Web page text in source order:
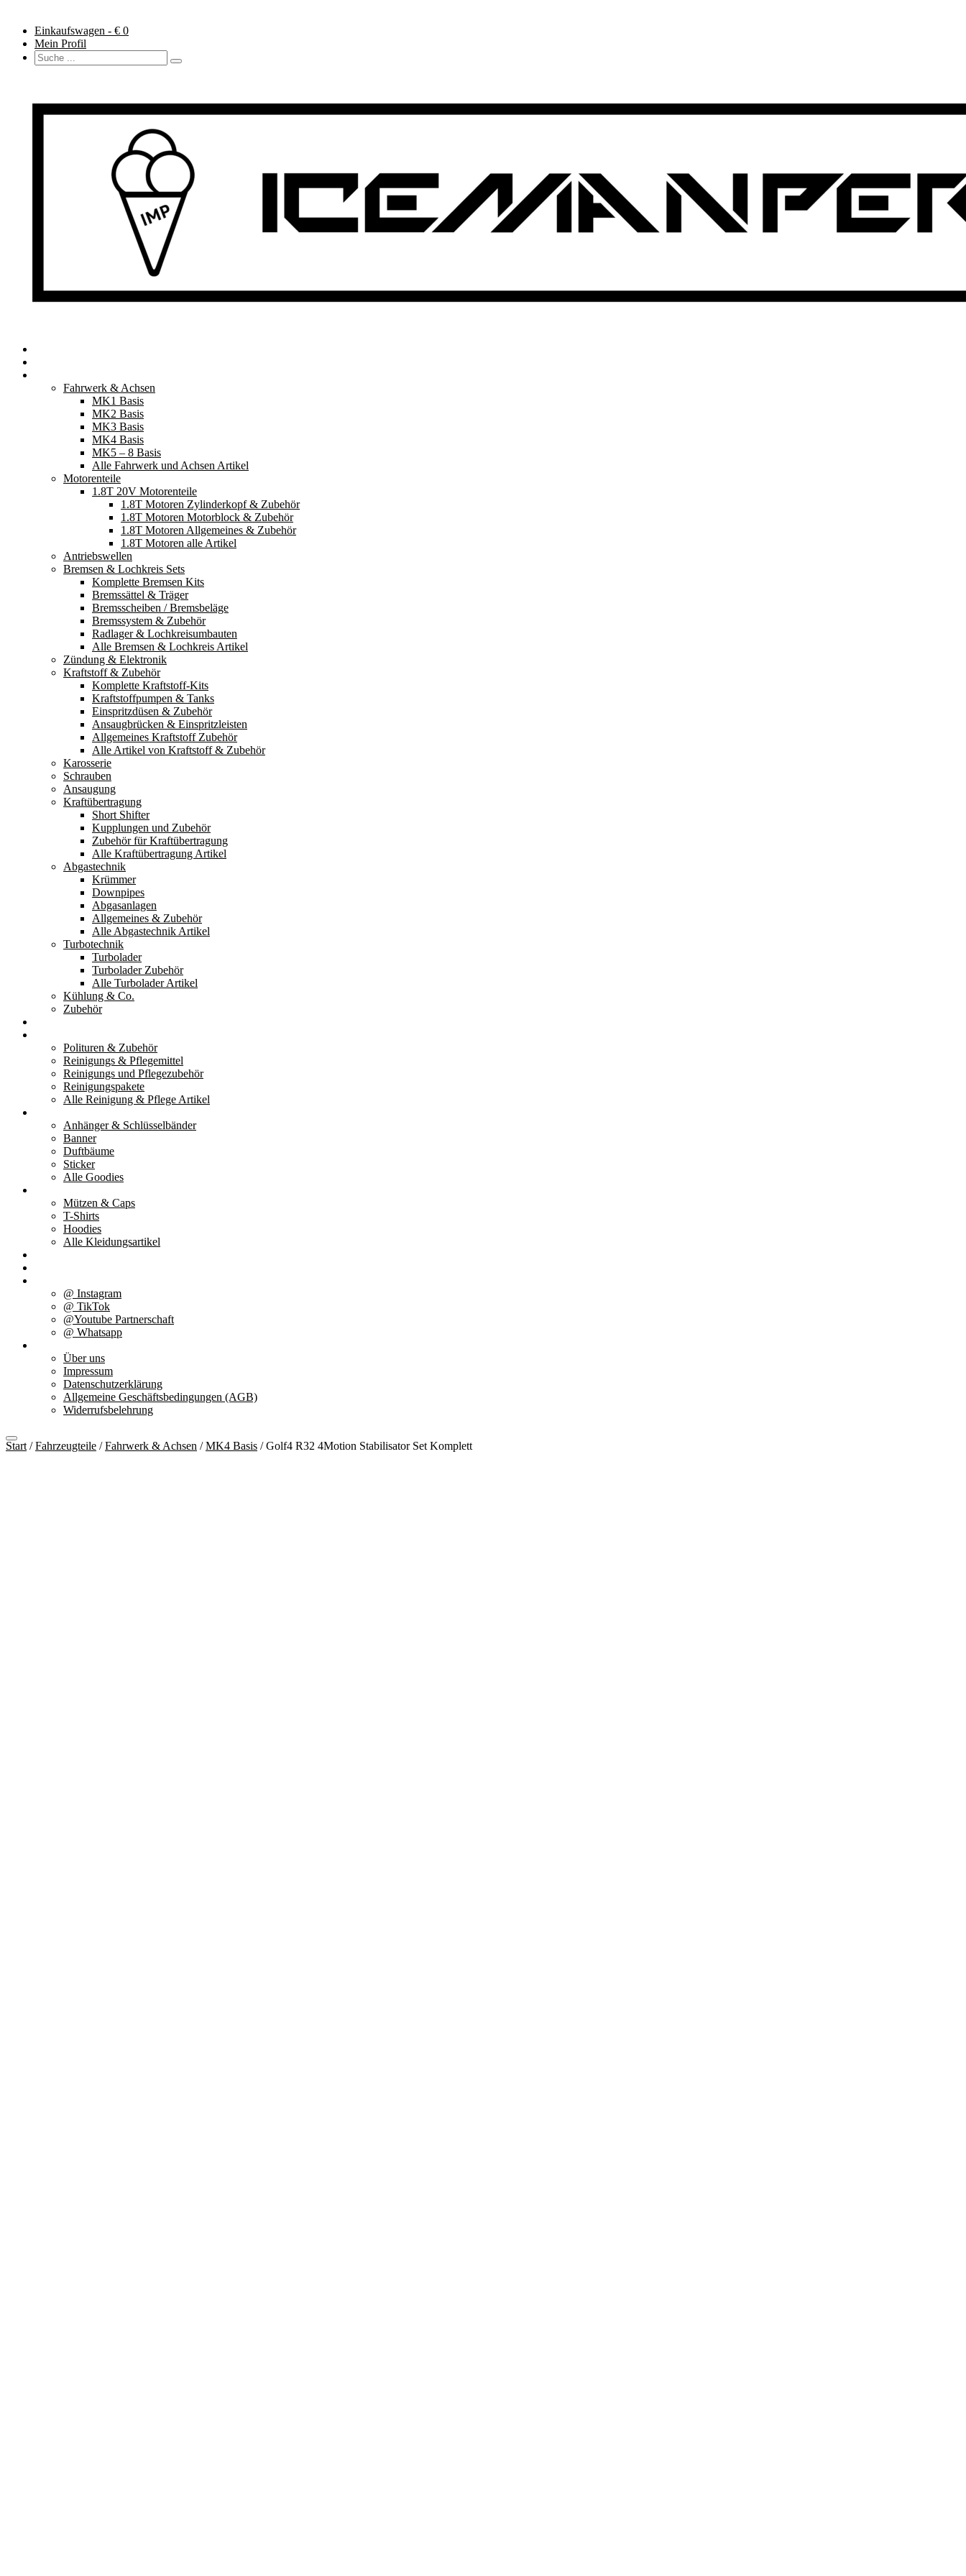
Einkaufswagen - € 0
Mein Profil
Fahrwerk & Achsen
MK1 Basis
MK2 Basis
MK3 Basis
MK4 Basis
MK5 – 8 Basis
Alle Fahrwerk und Achsen Artikel
Motorenteile
1.8T 20V Motorenteile
1.8T Motoren Zylinderkopf & Zubehör
1.8T Motoren Motorblock & Zubehör
1.8T Motoren Allgemeines & Zubehör
1.8T Motoren alle Artikel
Antriebswellen
Bremsen & Lochkreis Sets
Komplette Bremsen Kits
Bremssättel & Träger
Bremsscheiben / Bremsbeläge
Bremssystem & Zubehör
Radlager & Lochkreisumbauten
Alle Bremsen & Lochkreis Artikel
Zündung & Elektronik
Kraftstoff & Zubehör
Komplette Kraftstoff-Kits
Kraftstoffpumpen & Tanks
Einspritzdüsen & Zubehör
Ansaugbrücken & Einspritzleisten
Allgemeines Kraftstoff Zubehör
Alle Artikel von Kraftstoff & Zubehör
Karosserie
Schrauben
Ansaugung
Kraftübertragung
Short Shifter
Kupplungen und Zubehör
Zubehör für Kraftübertragung
Alle Kraftübertragung Artikel
Abgastechnik
Krümmer
Downpipes
Abgasanlagen
Allgemeines & Zubehör
Alle Abgastechnik Artikel
Turbotechnik
Turbolader
Turbolader Zubehör
Alle Turbolader Artikel
Kühlung & Co.
Zubehör
Polituren & Zubehör
Reinigungs & Pflegemittel
Reinigungs und Pflegezubehör
Reinigungspakete
Alle Reinigung & Pflege Artikel
Anhänger & Schlüsselbänder
Banner
Duftbäume
Sticker
Alle Goodies
Mützen & Caps
T-Shirts
Hoodies
Alle Kleidungsartikel
@ Instagram
@ TikTok
@Youtube Partnerschaft
@ Whatsapp
Über uns
Impressum
Datenschutzerklärung
Allgemeine Geschäftsbedingungen (AGB)
Widerrufsbelehrung
Start /Fahrzeugteile /Fahrwerk & Achsen /MK4 Basis / Golf4 R32 4Motion Stabilisator Set Komplett